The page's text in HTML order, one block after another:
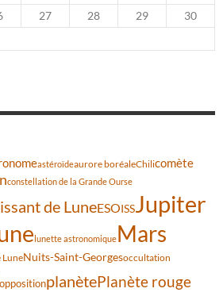
27 28 29
30
astéroïdeaurore boréaleChilicomète
constellation de la Grande Ourse
de LuneESOISSJupiter
lunette astronomiqueMars
LuneNuits-Saint-Georgesoccultation
oppositionplanètePlanète rouge